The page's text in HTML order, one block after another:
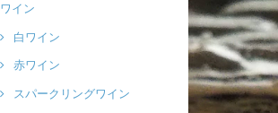
ワイン
白ワイン
赤ワイン
スパークリングワイン